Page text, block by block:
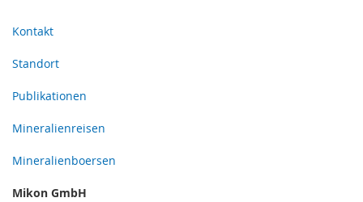
Kontakt
Standort
Publikationen
Mineralienreisen
Mineralienboersen
Mikon GmbH